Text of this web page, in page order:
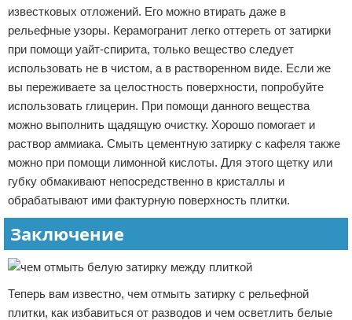
известковых отложений. Его можно втирать даже в
рельефные узоры. Керамогранит легко оттереть от затирки
при помощи уайт-спирита, только вещество следует
использовать не в чистом, а в растворенном виде. Если же
вы переживаете за целостность поверхности, попробуйте
использовать глицерин. При помощи данного вещества
можно выполнить щадящую очистку. Хорошо помогает и
раствор аммиака. Смыть цементную затирку с кафеля также
можно при помощи лимонной кислоты. Для этого щетку или
губку обмакивают непосредственно в кристаллы и
обрабатывают ими фактурную поверхность плитки.
Заключение
Теперь вам известно, чем отмыть затирку с рельефной
плитки, как избавиться от разводов и чем осветлить белые